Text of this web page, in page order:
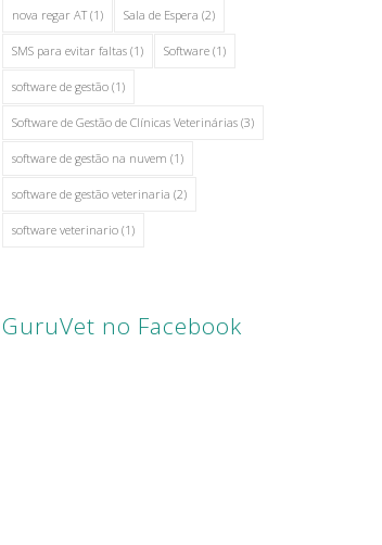
nova regar AT(1) Sala de Espera (2)
SMS para evitar faltas(1) Software(1)
software de gestão(1)
Software de Gestão de Clínicas Veterinárias(3)
software de gestão na nuvem (1)
software de gestão veterinaria (2)
software veterinario(1)
GuruVet no Facebook